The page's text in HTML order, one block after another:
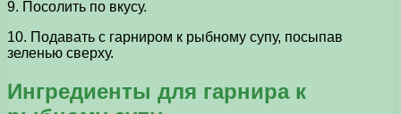
9. Посолить по вкусу.
10. Подавать с гарниром к рыбному супу, посыпав
зеленью сверху.
Ингредиенты для гарнира к